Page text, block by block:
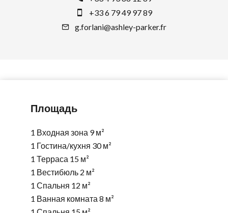
+33 6 79 49 97 89
g.forlani@ashley-parker.fr
Площадь
1 Входная зона 9 м²
1 Гостина/кухня 30 м²
1 Терраса 15 м²
1 Вестибюль 2 м²
1 Спальня 12 м²
1 Ванная комната 8 м²